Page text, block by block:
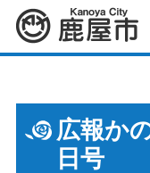
鹿屋市
広報か
日号